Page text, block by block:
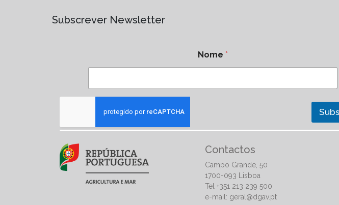
Subscrever Newsletter
Nome *
Contactos
Campo Grande, 50
1700-093 Lisboa
Tel +351 213 239 500
e-mail: geral@dgav.pt